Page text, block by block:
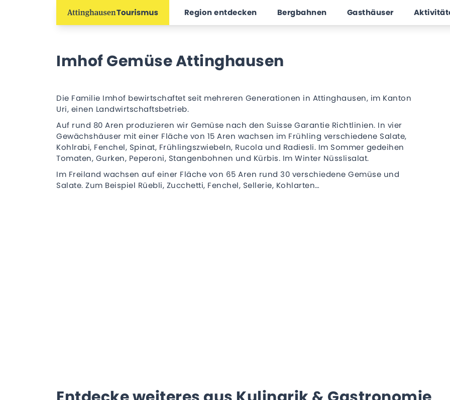
Region entdecken Bergbahnen Gasthäuser
Imhof Gemüse Attinghausen
Die Familie Imhof bewirtschaftet seit mehreren Generationen in Attinghausen, im Kanton
Uri, einen Landwirtschaftsbetrieb.
Auf rund 80 Aren produzieren wir Gemüse nach den Suisse Garantie Richtlinien. In vier
Gewächshäuser mit einer Fläche von 15 Aren wachsen im Frühling verschiedene Salate,
Kohlrabi, Fenchel, Spinat, Frühlingszwiebeln, Rucola und Radiesli. Im Sommer gedeihen
Tomaten, Gurken, Peperoni, Stangenbohnen und Kürbis. Im Winter Nüsslisalat.
Im Freiland wachsen auf einer Fläche von 65 Aren rund 30 verschiedene Gemüse und
Salate. Zum Beispiel Rüebli, Zucchetti, Fenchel, Sellerie, Kohlarten…